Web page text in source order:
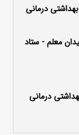
درمانی
معلم - ستاد
درمانی